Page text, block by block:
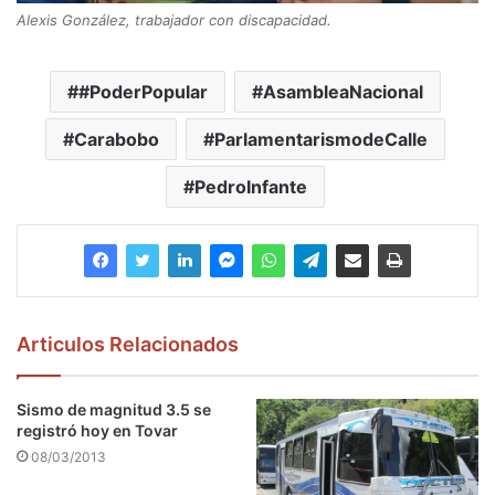
Alexis González, trabajador con discapacidad.
#PoderPopular AsambleaNacional
Carabobo ParlamentarismodeCalle
PedroInfante
Articulos Relacionados
Sismo de magnitud 3.5 se
registró hoy en Tovar
08/03/2013